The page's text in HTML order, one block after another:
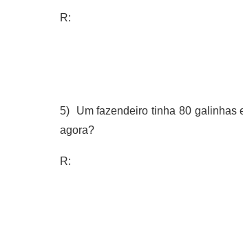
R:
5) Um fazendeiro tinha 80 galinhas
agora?
R: